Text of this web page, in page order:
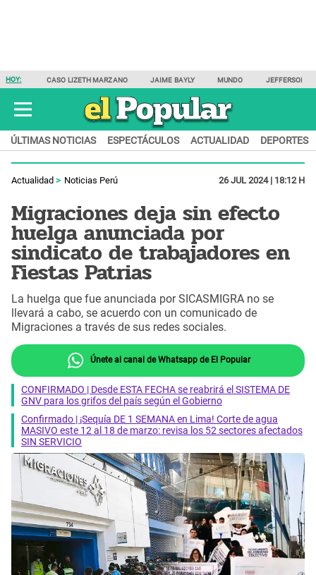
HOY: CASO LIZETH MARZANO JAIME BAYLY MUNDO JEFFERSON
ÚLTIMAS NOTICIAS ESPECTÁCULOS ACTUALIDAD DEPORTES
Actualidad Noticias Perú 26 JUL 2024 | 18:12 H
Migraciones deja sin efecto
huelga anunciada por
sindicato de trabajadores en
Fiestas Patrias
La huelga que fue anunciada por SICASMIGRA no se
llevará a cabo, se acuerdo con un comunicado de
Migraciones a través de sus redes sociales.
Únete al canal de Whatsapp de El Popular
CONFIRMADO | Desde ESTA FECHA se reabrirá el SISTEMA DE
GNV para los grifos del país según el Gobierno
Confirmado | ¡Sequía DE 1 SEMANA en Lima! Corte de agua
MASIVO este 12 al 18 de marzo: revisa los 52 sectores afectados
SIN SERVICIO